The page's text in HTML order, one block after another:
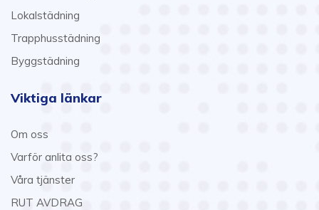
Lokalstädning
Trapphusstädning
Byggstädning
Viktiga länkar
Om oss
Varför anlita oss?
Våra tjänster
RUT AVDRAG